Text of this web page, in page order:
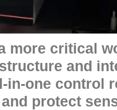
more critical
and
in-one control
protect